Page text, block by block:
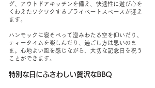
グ、アウトドアキッチンを備え、快適性に遊び心を
くわえたワクワクするプライベートスペースが迎え
ます。
ハンモックに寝そべって澄みわたる空を仰いだり、
ティータイムを楽しんだり、過ごし方は思いのま
ま。心地よい風を感じながら、大切な記念日を祝う
ことができます。
特別な日にふさわしい贅沢なBBQ